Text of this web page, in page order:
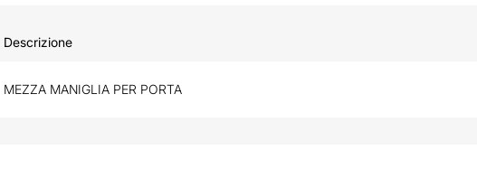
Descrizione
MEZZA MANIGLIA PER PORTA